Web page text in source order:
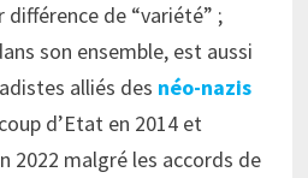
de “variété” ;
son ensemble, est aussi
alliés des néo-nazis
d’Etat en 2014 et
2022 malgré les accords de